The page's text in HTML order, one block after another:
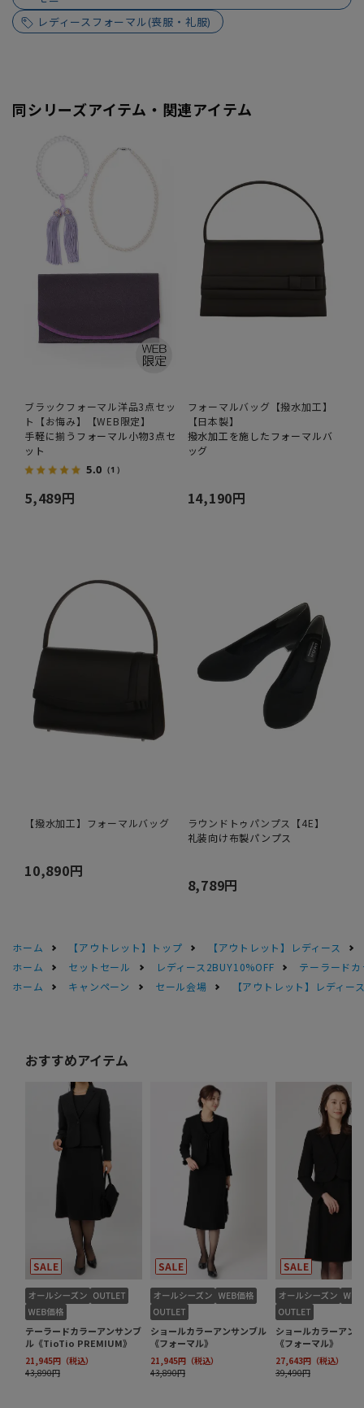
レディースフォーマル(喪服・礼服)
同シリーズアイテム・関連アイテム
ブラックフォーマル洋品3点セッ
ト【お悔み】【WEB限定】
手軽に揃うフォーマル小物3点セ
ット
5.0 （1）
5,489円
フォーマルバッグ【撥水加工】
【日本製】
撥水加工を施したフォーマルバ
ッグ
14,190円
【撥水加工】フォーマルバッグ
10,890円
ラウンドトゥパンプス【4E】
礼装向け布製パンプス
8,789円
ホーム 【アウトレット】トップ
【アウトレット】レディース
ホーム
セットセール レディース2BUY10%OFF
テーラード
ホーム
キャンペーン セール会場 【アウトレット】レディー